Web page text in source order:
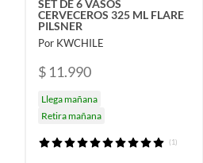
SET DE 6 VASOS
CERVECEROS 325 ML FLARE
PILSNER
Por KWCHILE
$ 11.990
Llega mañana
Retira mañana
(1)